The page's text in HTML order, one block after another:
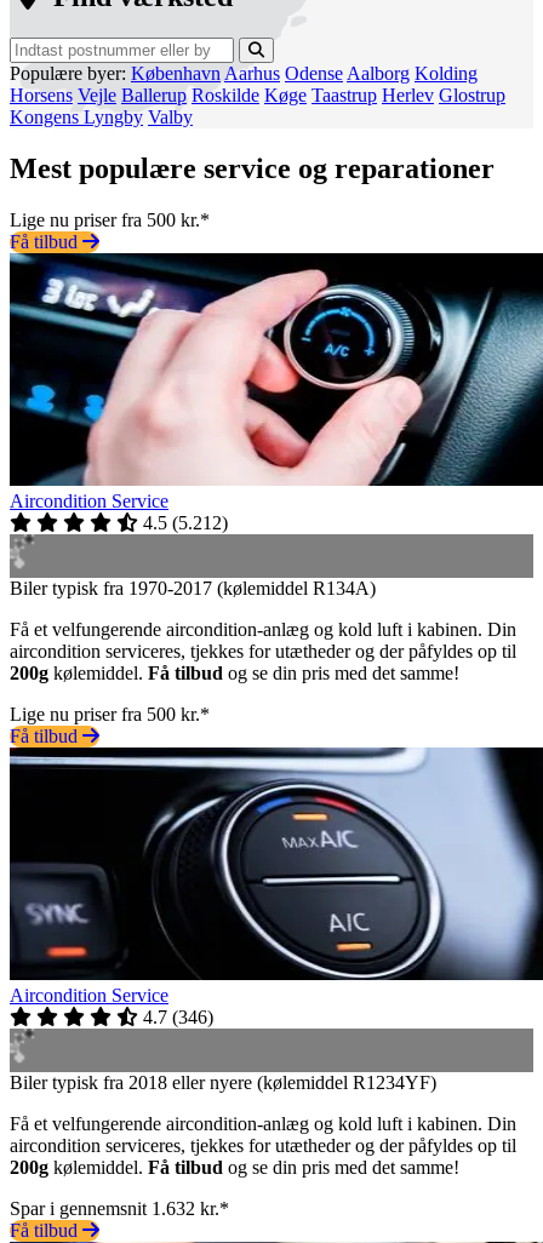
Populære byer: København Aarhus Odense Aalborg Kolding
Horsens Vejle Ballerup Roskilde Køge Taastrup Herlev Glostrup
Kongens Lyngby Valby
Mest populære service og reparationer
Lige nu priser fra 500 kr.*
Få tilbud
Aircondition Service
4.5 (5.212)
Biler typisk fra 1970-2017 (kølemiddel R134A)
Få et velfungerende aircondition-anlæg og kold luft i kabinen. Din
aircondition serviceres, tjekkes for utætheder og der påfyldes op til
200g kølemiddel. Få tilbud og se din pris med det samme!
Lige nu priser fra 500 kr.*
Få tilbud
Aircondition Service
4.7 (346)
Biler typisk fra 2018 eller nyere (kølemiddel R1234YF)
Få et velfungerende aircondition-anlæg og kold luft i kabinen. Din
aircondition serviceres, tjekkes for utætheder og der påfyldes op til
200g kølemiddel. Få tilbud og se din pris med det samme!
Spar i gennemsnit 1.632 kr.*
Få tilbud